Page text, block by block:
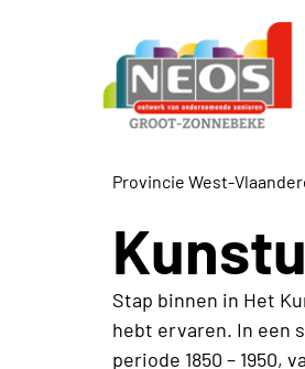
Provincie West-
Stap binnen in Het
hebt ervaren. In een
periode 1850 –